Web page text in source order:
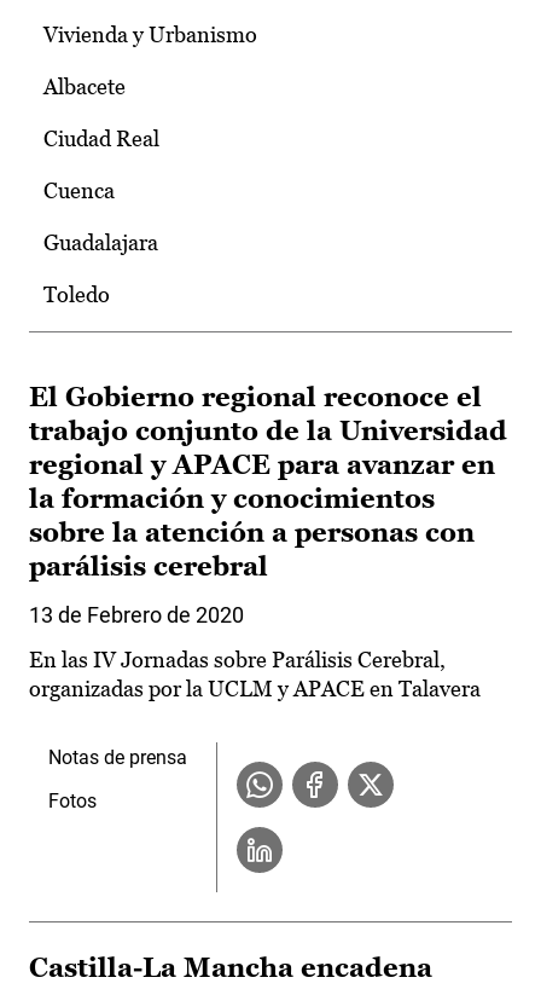
Vivienda y Urbanismo
Albacete
Ciudad Real
Cuenca
Guadalajara
Toledo
El Gobierno regional reconoce el
trabajo conjunto de la Universidad
regional y APACE para avanzar en
la formación y conocimientos
sobre la atención a personas con
parálisis cerebral
13 de Febrero de 2020
En las IV Jornadas sobre Parálisis Cerebral,
organizadas por la UCLM y APACE en Talavera
Notas de prensa
Fotos
Castilla-La Mancha encadena